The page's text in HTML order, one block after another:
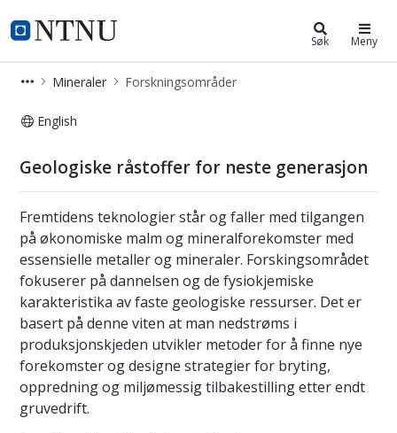
NTNU Hjemmeside
Fakultet for ingeniørvitenskap
Søk Meny
Mineraler Forskningsområder
English
Strategiske forskningsområder -
Geologiske råstoffer for neste generasjon
Fremtidens teknologier står og faller med tilgangen
på økonomiske malm og mineralforekomster med
essensielle metaller og mineraler. Forskingsområdet
fokuserer på dannelsen og de fysiokjemiske
karakteristika av faste geologiske ressurser. Det er
basert på denne viten at man nedstrøms i
produksjonskjeden utvikler metoder for å finne nye
forekomster og designe strategier for bryting,
oppredning og miljømessig tilbakestilling etter endt
gruvedrift.